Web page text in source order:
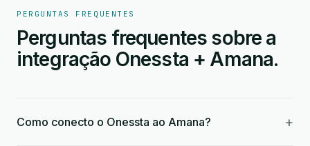
PERGUNTAS FREQUENTES
Perguntas frequentes sobre a
integração Onessta + Amana.
Como conecto o Onessta ao Amana? +